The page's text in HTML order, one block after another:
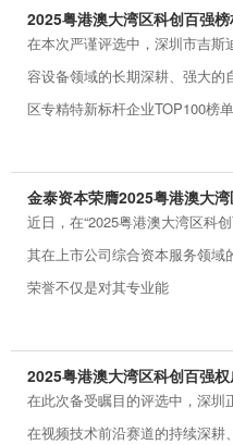
2025粤港澳大湾区科创百强
在本次严谨评选中，深圳市吉
容设备领域的长期深耕、强大
区专精特新标杆企业TOP100榜单
金泰资本荣膺2025粤港澳大
近日，在“2025粤港澳大湾区科
其在上市公司综合资本服务领
荣誉不仅是对其专业能
2025粤港澳大湾区科创百强
在此次备受瞩目的评选中，深
在视频技术前沿赛道的持续深